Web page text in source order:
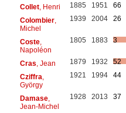
Collet, Henri 1885 1951
66
Colombier,
Michel
1939 2004 26
Coste,
Napoléon
1805 1883 3
Cras , Jean 1879 1932
52
Cziffra
György
1921 1994 44
Damase,
Jean-Michel
1928 2013 37